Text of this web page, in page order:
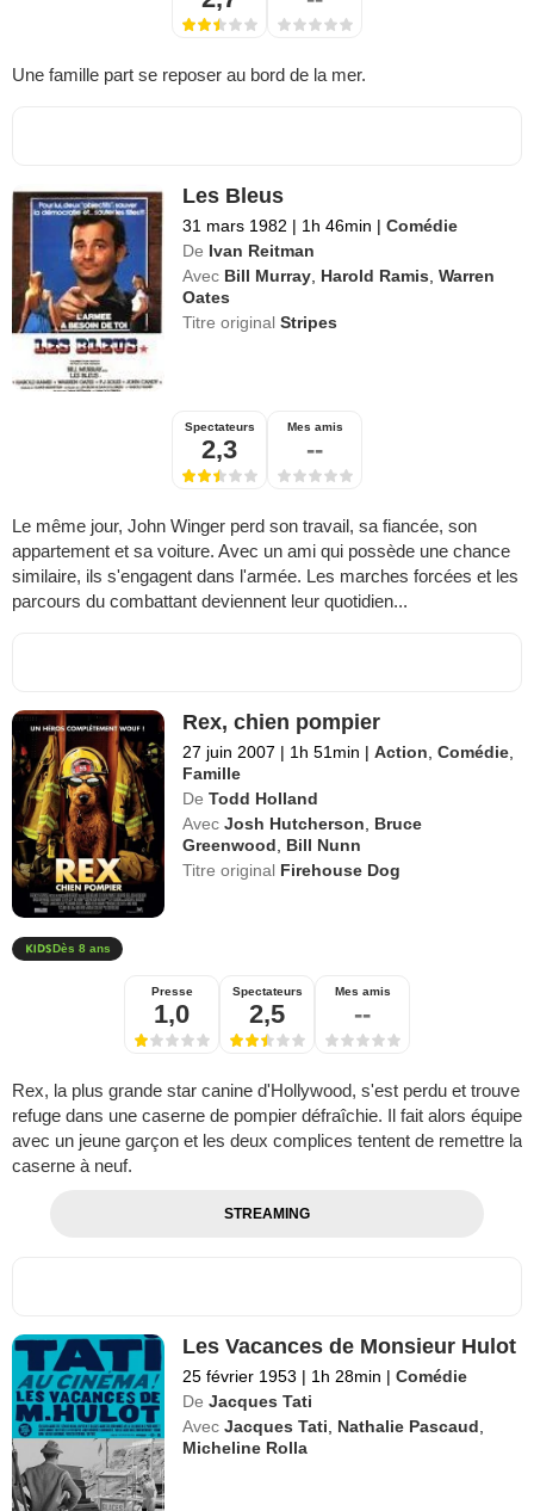
Une famille part se reposer au bord de la mer.
Les Bleus
31 mars 1982 | 1h 46min | Comédie
De Ivan Reitman
Avec Bill Murray Harold Ramis ,Warren
Oates
Titre originalStripes
Spectateurs
2,3
Mes amis
--
Le même jour, John Winger perd son travail, sa fiancée, son
appartement et sa voiture. Avec un ami qui possède une chance
similaire, ils s'engagent dans l'armée. Les marches forcées et les
parcours du combattant deviennent leur quotidien...
Rex, chien pompier
27 juin 2007 | 1h 51min | Action ,Comédie
Famille
De Todd Holland
Avec Josh Hutcherson
Bruce
Greenwood
Bill Nunn
Titre original Firehouse Dog
Dès 8 ans
Presse
1,0
Spectateurs
2,5
Mes amis
--
Rex, la plus grande star canine d'Hollywood, s'est perdu et trouve
refuge dans une caserne de pompier défraîchie. Il fait alors équipe
avec un jeune garçon et les deux complices tentent de remettre la
caserne à neuf.
STREAMING
Les Vacances de Monsieur Hulot
25 février 1953 | 1h 28min | Comédie
De Jacques Tati
Avec Jacques Tati Nathalie Pascaud
Micheline Rolla